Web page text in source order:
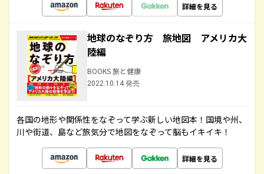
詳細を見る
地球のなぞり方 旅地図 アメリカ大
陸編
BOOKS 旅と健康
2022.10.14 発売
各国の地形や関係性をなぞって学ぶ新しい地図本！国境や州、
川や街道、島など旅気分で地図をなぞって脳もイキイキ！
詳細を見る